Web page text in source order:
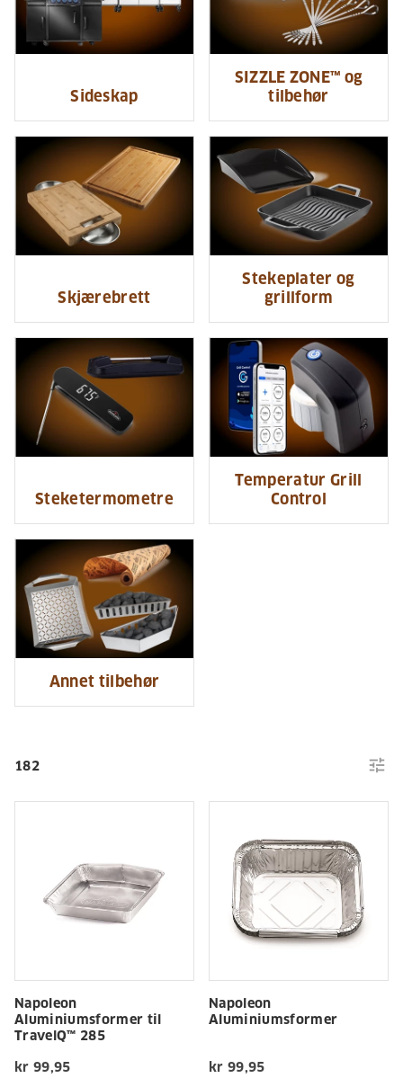
Sideskap
SIZZLE ZONE™ og
tilbehør
Skjærebrett
Stekeplater og
grillform
Steketermometre
Temperatur Grill
Control
Annet tilbehør
182 tune
Napoleon
Aluminiumsformer til
TravelQ™ 285
kr 99,95
Napoleon
Aluminiumsformer
kr 99,95